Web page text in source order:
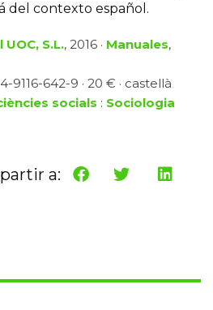
del contexto español.
S.L., 2016 · Manuales,
9116-642-9 · 20 € · castellà
socials : Sociologia
a: